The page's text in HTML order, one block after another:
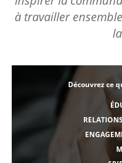
à travailler
Découvrez ce